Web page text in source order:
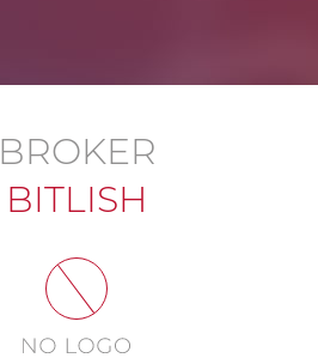
BROKER
BITLISH